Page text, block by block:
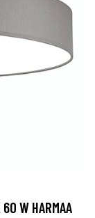
W HARMAA